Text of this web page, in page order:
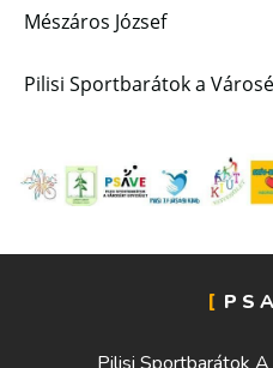
Mészáros József
Pilisi Sportbarátok a